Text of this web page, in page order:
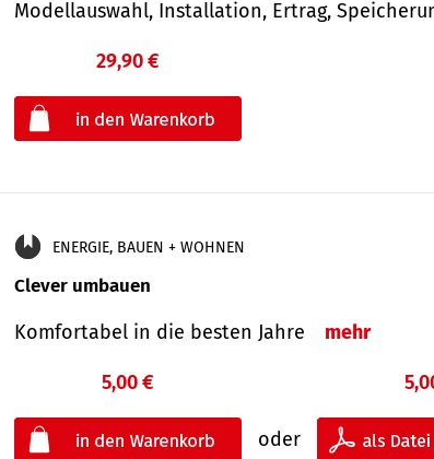
Modellauswahl, Installation, Ertrag,
29,90 €
ENERGIE, BAUEN + WOHNEN
Clever umbauen
Komfortabel in die besten Jahre mehr
5,00 €
oder